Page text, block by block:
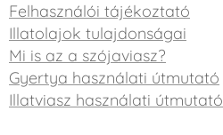
Felhasználói tájékoztató
Illatolajok tulajdonságai
Mi is az a szójaviasz?
Gyertya használati útmutató
Illatviasz használati útmutató